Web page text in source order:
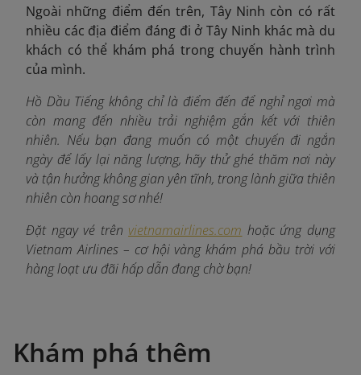
Ngoài những điểm đến trên, Tây Ninh còn có rất
nhiều các địa điểm đáng đi ở Tây Ninh khác mà du
khách có thể khám phá trong chuyến hành trình
của mình.
Hồ Dầu Tiếngkhông chỉ là điểm đến để nghỉ ngơi mà
còn mang đến nhiều trải nghiệm gắn kết với thiên
nhiên. Nếu bạn đang muốn có một chuyến đi ngắn
ngày để lấy lại năng lượng, hãy thử ghé thăm nơi này
và tận hưởng không gian yên tĩnh, trong lành giữa thiên
nhiên còn hoang sơ nhé!
Đặt ngay vé trên vietnamairlines.com hoặc ứng dụng
Vietnam Airlines – cơ hội vàng khám phá bầu trời với
hàng loạt ưu đãi hấp dẫn đang chờ bạn!
Khám phá thêm